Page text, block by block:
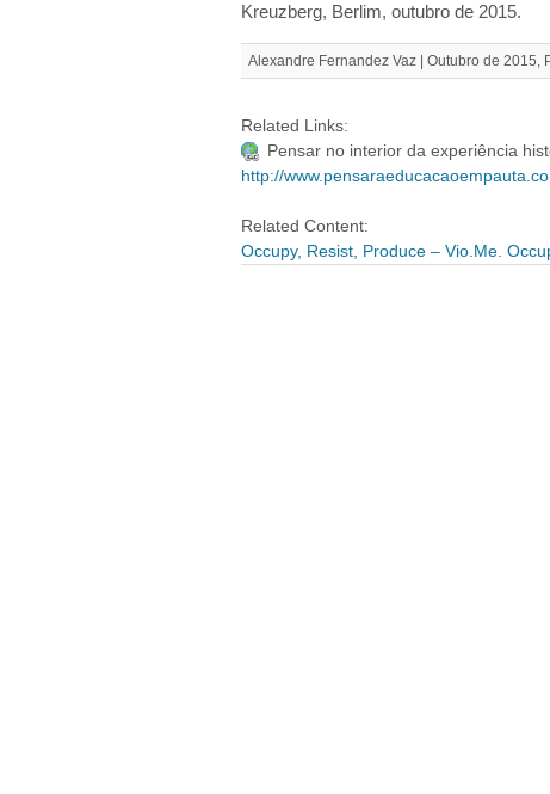
Kreuzberg, Berlim, outubro de 2015.
Alexandre Fernandez Vaz | Outubro de 2015,
Related Links:
Pensar no interior da experiência
http://
Related Content:
Occupy, Resist, Produce – Vio.Me.